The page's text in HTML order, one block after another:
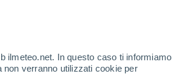
ilmeteo.net. In questo caso ti informiamo
verranno utilizzati cookie per